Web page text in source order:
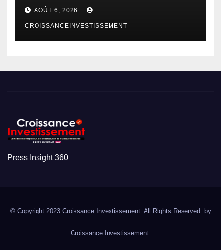
AOÛT 6, 2026
CROISSANCEINVESTISSEMENT
Press Insight 360
© Copyright 2023 Croissance Investissement. All Rights Reserved. by
Croissance Investissement.